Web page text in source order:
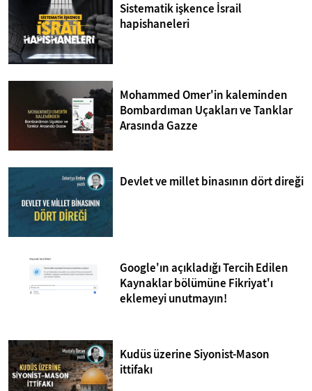
Sistematik işkence İsrail
hapishaneleri
Mohammed Omer'in kaleminden
Bombardıman Uçakları ve Tanklar
Arasında Gazze
Devlet ve millet binasının dört direği
Google'ın açıkladığı Tercih Edilen
Kaynaklar bölümüne Fikriyat'ı
eklemeyi unutmayın!
Kudüs üzerine Siyonist-Mason
ittifakı